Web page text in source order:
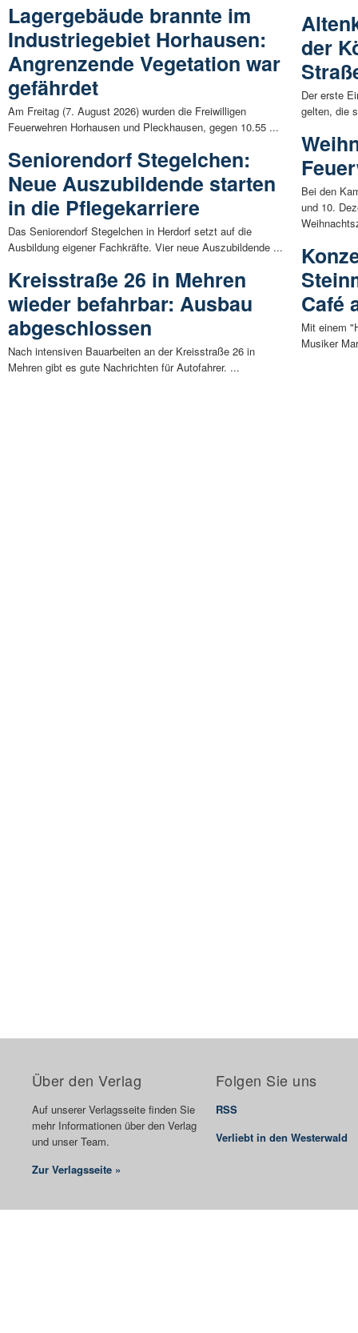
Lagergebäude brannte im
Industriegebiet Horhausen:
Angrenzende Vegetation war
gefährdet
Am Freitag (7. August 2026) wurden die Freiwilligen
Feuerwehren Horhausen und Pleckhausen, gegen 10.55 ...
Seniorendorf Stegelchen:
Neue Auszubildende starten
in die Pflegekarriere
Das Seniorendorf Stegelchen in Herdorf setzt auf die
Ausbildung eigener Fachkräfte. Vier neue Auszubildende ...
Kreisstraße 26 in Mehren
wieder befahrbar: Ausbau
abgeschlossen
Nach intensiven Bauarbeiten an der Kreisstraße 26 in
Mehren gibt es gute Nachrichten für Autofahrer. ...
der
Der erste
gelten, die
Bei den
und 10.
Café
Mit einem
Musiker
Über den Verlag
Auf unserer Verlagsseite finden Sie
mehr Informationen über den Verlag
und unser Team.
Zur Verlagsseite »
Folgen Sie uns
RSS
Verliebt in den Westerwald